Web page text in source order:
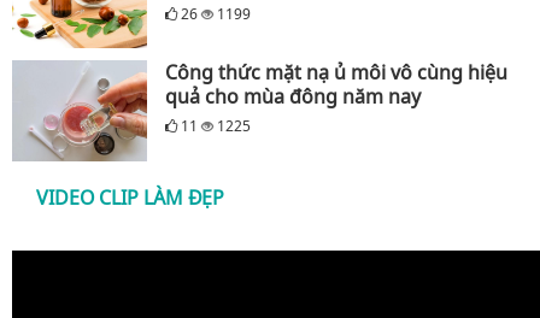
26 1199
Công thức mặt nạ ủ môi vô cùng hiệu
quả cho mùa đông năm nay
11 1225
VIDEO CLIP LÀM ĐẸP